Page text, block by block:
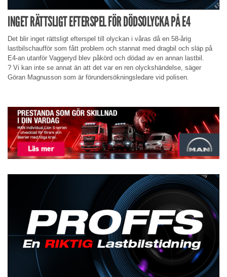
INGET RÄTTSLIGT EFTERSPEL FÖR DÖDSOLYCKA PÅ E4
Det blir inget rättsligt efterspel till olyckan i våras då en 58-årig
lastbilschaufför som fått problem och stannat med dragbil och släp på
E4-an utanför Vaggeryd blev påkörd och dödad av en annan lastbil.
? Vi kan inte se annat än att det var en ren olyckshändelse, säger
Göran Magnusson som är förundersökningsledare vid polisen.